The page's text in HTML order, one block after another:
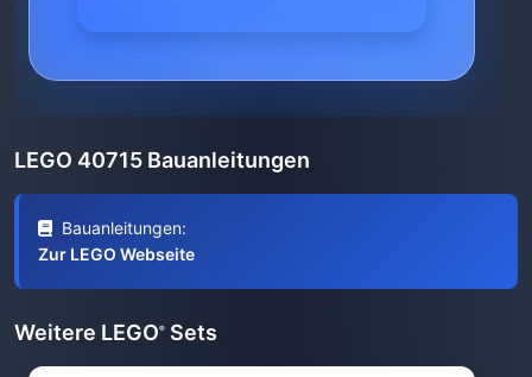
LEGO 40715 Bauanleitungen
Bauanleitungen:
Zur LEGO Webseite
Weitere LEGO® Sets